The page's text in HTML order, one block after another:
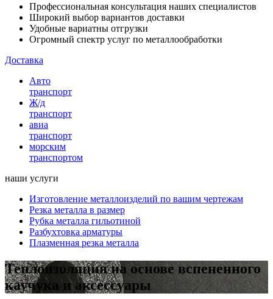
Профессиональная консультация наших специалистов
Широкий выбор вариантов доставки
Удобные вариатны отгрузки
Огромный спектр услуг по металлообработки
Доставка
Авто
транспорт
Ж/д
транспорт
авиа
транспорт
морским
транспортом
наши услуги
Изготовление металлоизделий по вашим чертежам
Резка металла в размер
Рубка металла гильотиной
Разбухтовка арматуры
Плазменная резка металла
Теплоизоляция на основе вспененного
каучука и аксессуары